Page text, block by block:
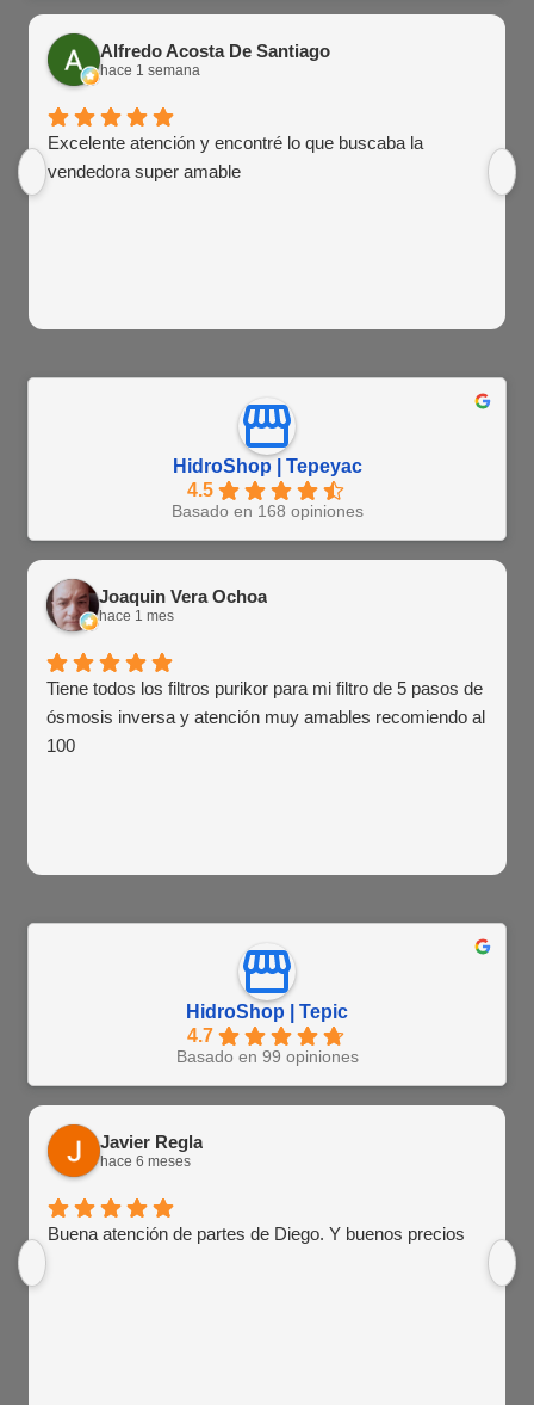
Alfredo Acosta De Santiago
hace 1 semana
Excelente atención y encontré lo que buscaba la
vendedora super amable
HidroShop | Tepeyac
4.5
Basado en 168 opiniones
Joaquin Vera Ochoa
hace 1 mes
Tiene todos los filtros purikor para mi filtro de 5 pasos de
ósmosis inversa y atención muy amables recomiendo al
100
HidroShop | Tepic
4.7
Basado en 99 opiniones
Javier Regla
hace 6 meses
Buena atención de partes de Diego. Y buenos precios